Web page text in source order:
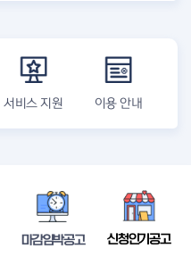
서비스 지원 이용 안내
마감임박공고 신청인기공고